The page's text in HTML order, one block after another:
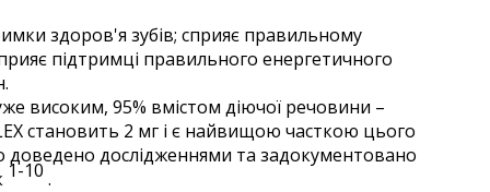
здоров'я зубів; сприяє правильному
підтримці правильного енергетичного
високим, 95% вмістом діючої речовини –
становить 2 мг і є найвищою часткою цього
доведено дослідженнями та задокументовано
1-10 .